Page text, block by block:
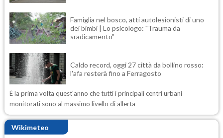
Famiglia nel bosco, atti autolesionisti di uno
dei bimbi | Lo psicologo: "Trauma da
sradicamento"
Caldo record, oggi 27 città da bollino rosso:
l'afa resterà fino a Ferragosto
È la prima volta quest'anno che tutti i principali centri urbani
monitorati sono al massimo livello di allerta
Wikimeteo